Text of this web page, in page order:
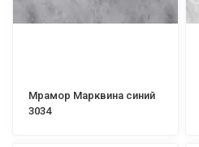
Мрамор Марквина синий
3034